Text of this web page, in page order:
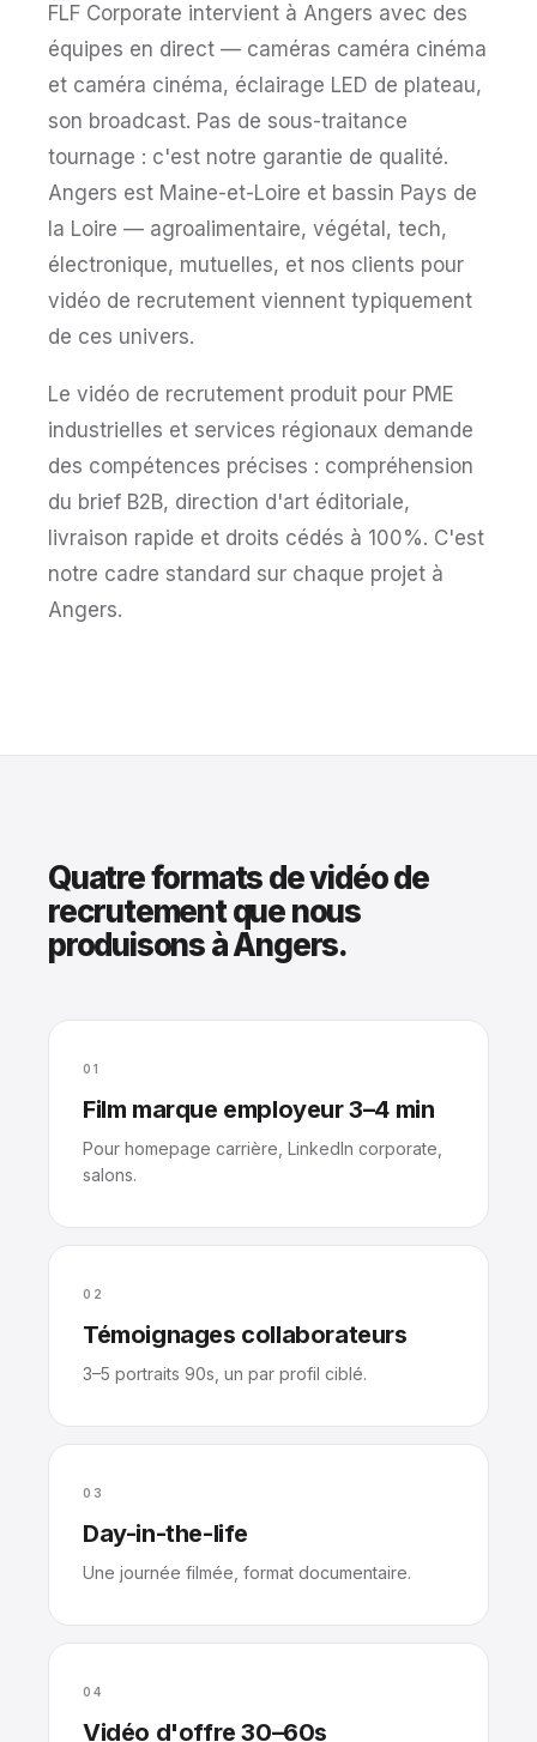
FLF Corporate intervient à Angers avec des
équipes en direct — caméras caméra cinéma
et caméra cinéma, éclairage LED de plateau,
son broadcast. Pas de sous-traitance
tournage : c'est notre garantie de qualité.
Angers est Maine-et-Loire et bassin Pays de
la Loire — agroalimentaire, végétal, tech,
électronique, mutuelles, et nos clients pour
vidéo de recrutement viennent typiquement
de ces univers.
Le vidéo de recrutement produit pour PME
industrielles et services régionaux demande
des compétences précises : compréhension
du brief B2B, direction d'art éditoriale,
livraison rapide et droits cédés à 100%. C'est
notre cadre standard sur chaque projet à
Angers.
Quatre formats de vidéo de
recrutement que nous
produisons à Angers.
01
Film marque employeur 3–4 min
Pour homepage carrière, LinkedIn corporate,
salons.
02
Témoignages collaborateurs
3–5 portraits 90s, un par profil ciblé.
03
Day-in-the-life
Une journée filmée, format documentaire.
04
Vidéo d'offre 30–60s